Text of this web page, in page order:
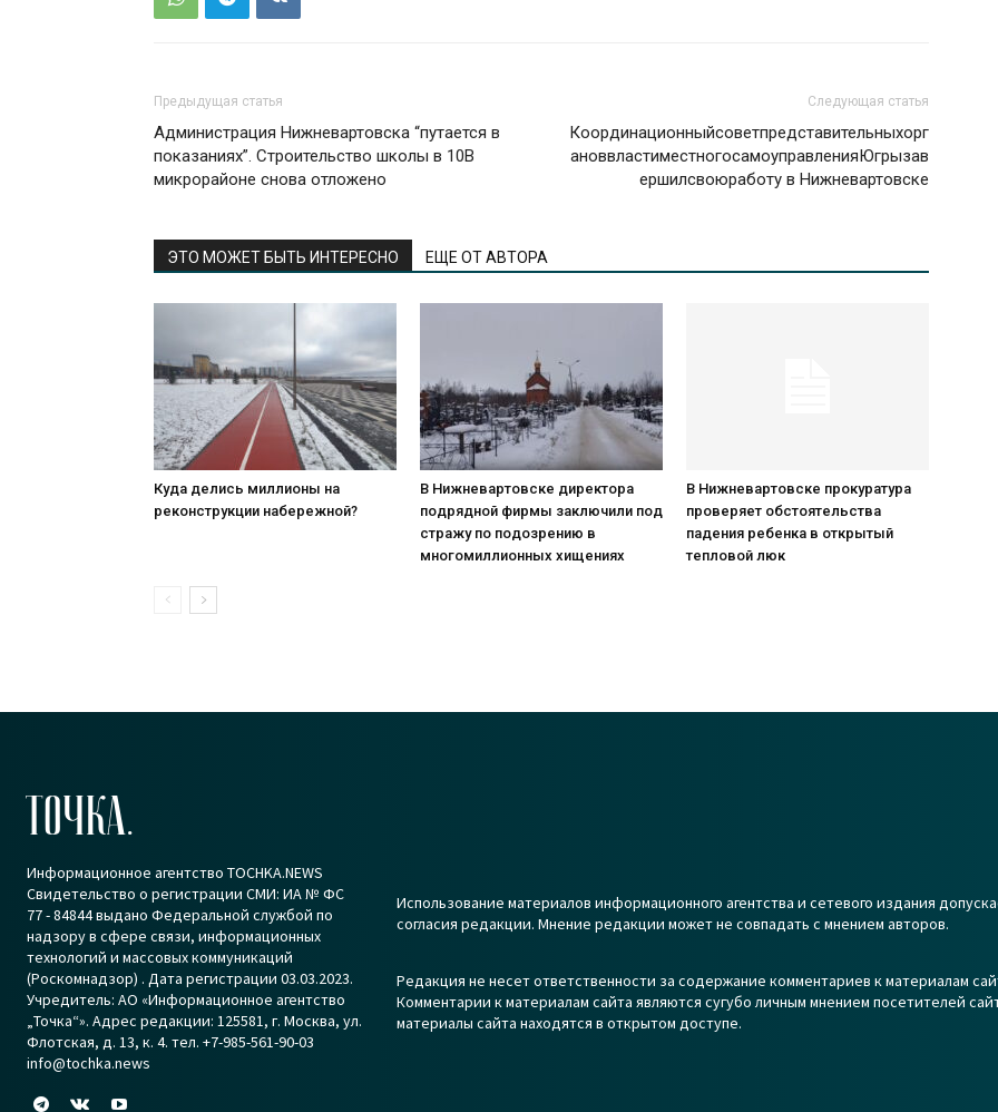
Предыдущая статья
Администрация Нижневартовска “путается в
показаниях”. Строительство школы в 10В
микрорайоне снова отложено
Следующая статья
Координационныйсоветпредставительныхорг
ановвластиместногосамоуправленияЮгрызав
ершилсвоюработу в Нижневартовске
ЭТО МОЖЕТ БЫТЬ ИНТЕРЕСНО ЕЩЕ ОТ АВТОРА
Куда делись миллионы на
реконструкции набережной?
В Нижневартовске директора
подрядной фирмы заключили под
стражу по подозрению в
многомиллионных хищениях
В Нижневартовске прокуратура
проверяет обстоятельства
падения ребенка в открытый
тепловой люк
ТОЧКА.
Информационное агентство TOCHKA.NEWS
Свидетельство о регистрации СМИ: ИА № ФС
77 - 84844 выдано Федеральной службой по
надзору в сфере связи, информационных
технологий и массовых коммуникаций
(Роскомнадзор) . Дата регистрации 03.03.2023.
Учредитель: АО «Информационное агентство
„Точка“». Адрес редакции: 125581, г. Москва, ул.
Флотская, д. 13, к. 4. тел. +7-985-561-90-03
info@tochka.news
Использование материалов информационного агентства и сетевого издания
согласия редакции. Мнение редакции может не совпадать с мнением авторов.
Редакция не несет ответственности за содержание комментариев к материалам
Комментарии к материалам сайта являются сугубо личным мнением посетителей
материалы сайта находятся в открытом доступе.